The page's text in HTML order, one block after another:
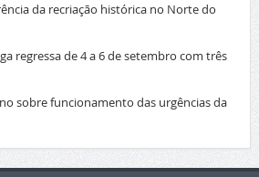
da recriação histórica no Norte do
regressa de 4 a 6 de setembro com três
sobre funcionamento das urgências da